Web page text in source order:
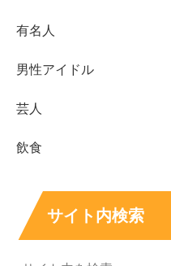
有名人
男性アイドル
芸人
飲食
サイト内検索